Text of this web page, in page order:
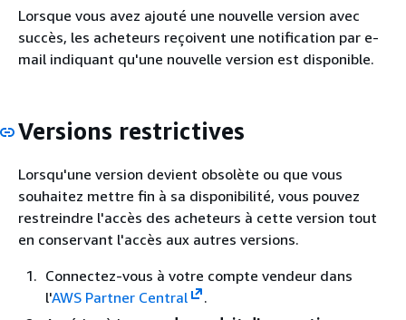
Lorsque vous avez ajouté une nouvelle version avec
succès, les acheteurs reçoivent une notification par e-
mail indiquant qu'une nouvelle version est disponible.
Versions restrictives
Lorsqu'une version devient obsolète ou que vous
souhaitez mettre fin à sa disponibilité, vous pouvez
restreindre l'accès des acheteurs à cette version tout
en conservant l'accès aux autres versions.
Connectez-vous à votre compte vendeur dans
l'AWS Partner Central
.